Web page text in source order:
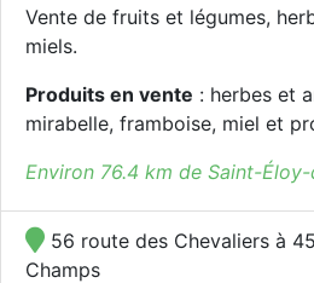
Vente de fruits et légumes,
miels.
Produits en vente : herbes et
mirabelle, framboise, miel et
Environ 76.4 km de Saint-
56 route des Chevaliers à
Champs